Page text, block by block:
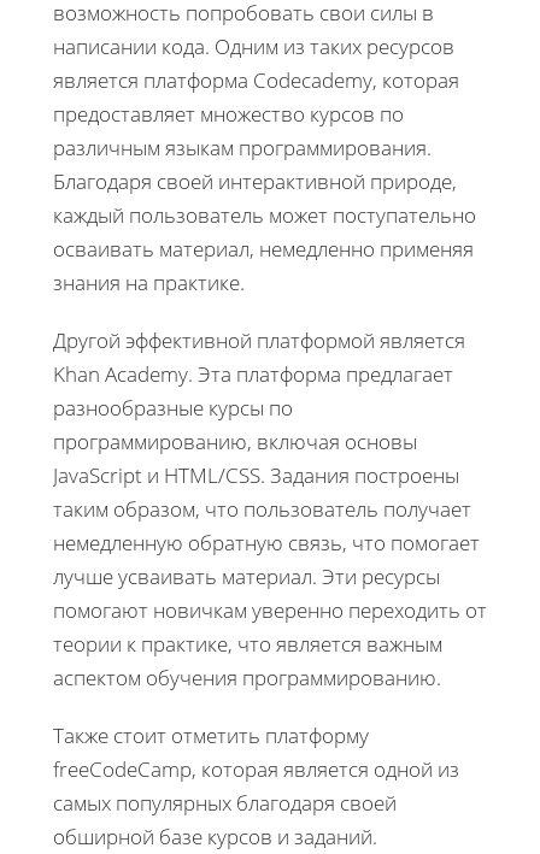
возможность попробовать свои силы в
написании кода. Одним из таких ресурсов
является платформа Codecademy, которая
предоставляет множество курсов по
различным языкам программирования.
Благодаря своей интерактивной природе,
каждый пользователь может поступательно
осваивать материал, немедленно применяя
знания на практике.
Другой эффективной платформой является
Khan Academy. Эта платформа предлагает
разнообразные курсы по
программированию, включая основы
JavaScript и HTML/CSS. Задания построены
таким образом, что пользователь получает
немедленную обратную связь, что помогает
лучше усваивать материал. Эти ресурсы
помогают новичкам уверенно переходить от
теории к практике, что является важным
аспектом обучения программированию.
Также стоит отметить платформу
freeCodeCamp, которая является одной из
самых популярных благодаря своей
обширной базе курсов и заданий.